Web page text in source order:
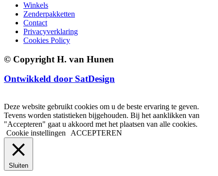
Winkels
Zenderpakketten
Contact
Privacyverklaring
Cookies Policy
© Copyright H. van Hunen
Ontwikkeld door SatDesign
Deze website gebruikt cookies om u de beste ervaring te geven.
Tevens worden statistieken bijgehouden. Bij het aanklikken van
"Accepteren" gaat u akkoord met het plaatsen van alle cookies.
Cookie instellingen
ACCEPTEREN
Sluiten